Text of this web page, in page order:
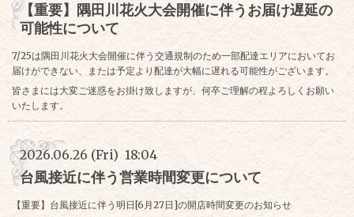
【重要】隅田川花火大会開催に伴うお届け遅延の
可能性について
7/25は隅田川花火大会開催に伴う交通規制のため一部配達エリアにおいてお
届けができない、または予定より配達が大幅に遅れる可能性がございます。
皆さまには大変ご迷惑をお掛け致しますが、何卒ご理解の程よろしくお願い
いたします。
2026.06.26 (Fri) 18:04
台風接近に伴う営業時間変更について
【重要】台風接近に伴う明日[6月27日]の開店時間変更のお知らせ